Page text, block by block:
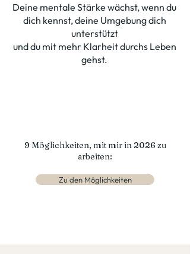
Deine mentale Stärke wächst, wenn du
dich kennst, deine Umgebung dich
unterstützt
und du mit mehr Klarheit durchs Leben
gehst.
9 Möglichkeiten, mit mir in 2026 zu
arbeiten:
Zu den Möglichkeiten